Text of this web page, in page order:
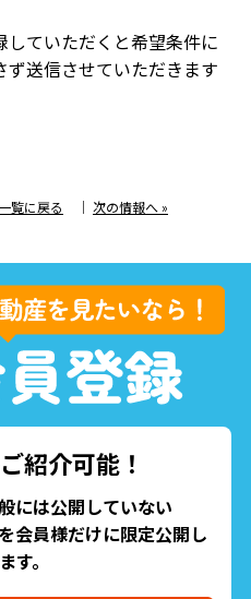
ていただくと希望条件に
送信させていただきます
一覧に戻る ｜ 次の情報へ »
紹介可能！
には公開していない
会員様だけに限定公開し
す。